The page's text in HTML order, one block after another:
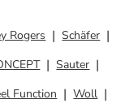
Rogers
Schäfer
Sauter
Function
Woll